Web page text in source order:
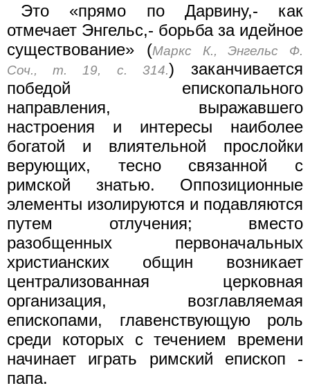
Это «прямо по Дарвину,- как
отмечает Энгельс,- борьба за идейное
существование» (Маркс К., Энгельс Ф.
Соч., т. 19, с. 314.) заканчивается
победой епископального
направления, выражавшего
настроения и интересы наиболее
богатой и влиятельной прослойки
верующих, тесно связанной с
римской знатью. Оппозиционные
элементы изолируются и подавляются
путем отлучения; вместо
разобщенных первоначальных
христианских общин возникает
централизованная церковная
организация, возглавляемая
епископами, главенствующую роль
среди которых с течением времени
начинает играть римский епископ -
папа.